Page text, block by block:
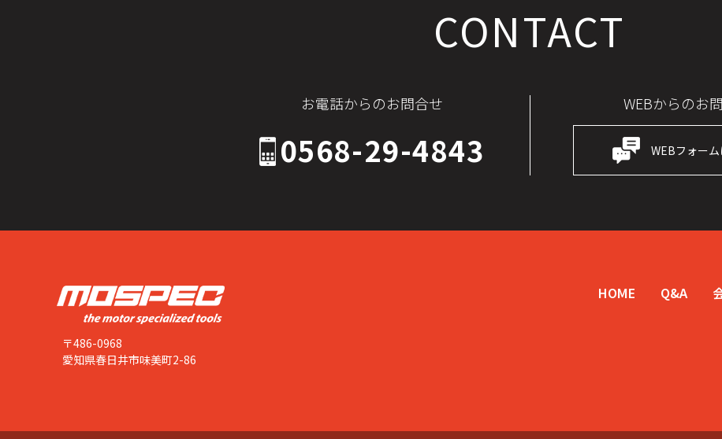
CONTACT
お電話からのお問合せ
0568-29-4843
WEBからのお
WEBフォー
〒486-0968
愛知県春日井市味美町2-86
HOME Q&A